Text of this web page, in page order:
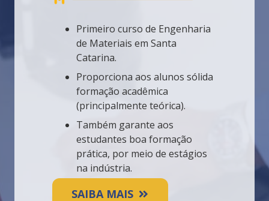
Primeiro curso de Engenharia
de Materiais em Santa
Catarina.
Proporciona aos alunos sólida
formação acadêmica
(principalmente teórica).
Também garante aos
estudantes boa formação
prática, por meio de estágios
na indústria.
SAIBA MAIS